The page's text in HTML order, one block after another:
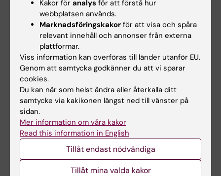
Lärplattformen Canvas
Logga in i Canvas
Lär dig använda Canvas i Canvas studentguide
Kakor för analys för att förstå hur
webbplatsen används.
Marknadsföringskakor för att visa och spåra
relevant innehåll och annonser från externa
plattformar.
Viss information kan överföras till länder utanför EU.
Genom att samtycka godkänner du att vi sparar
cookies.
Du kan när som helst ändra eller återkalla ditt
samtycke via kakikonen längst ned till vänster på
sidan.
Mer information om våra kakor
Read this information in English
Tillåt endast nödvändiga
Tillåt mina valda kakor